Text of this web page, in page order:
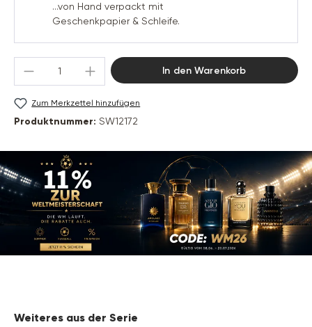
...von Hand verpackt mit
Geschenkpapier & Schleife.
Produkt Anzahl: Gib den gewünschten
In den Warenkorb
Zum Merkzettel hinzufügen
Produktnummer: SW12172
Produktgalerie überspringen
Weiteres aus der Serie